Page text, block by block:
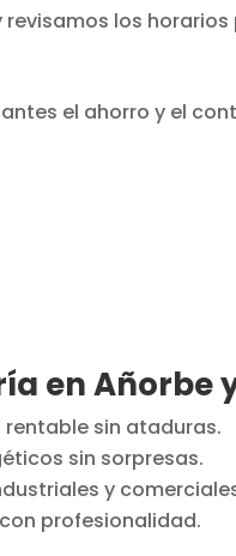
los horarios
el ahorro y el
en Añorbe
sin ataduras.
sin sorpresas.
y
profesionalidad.